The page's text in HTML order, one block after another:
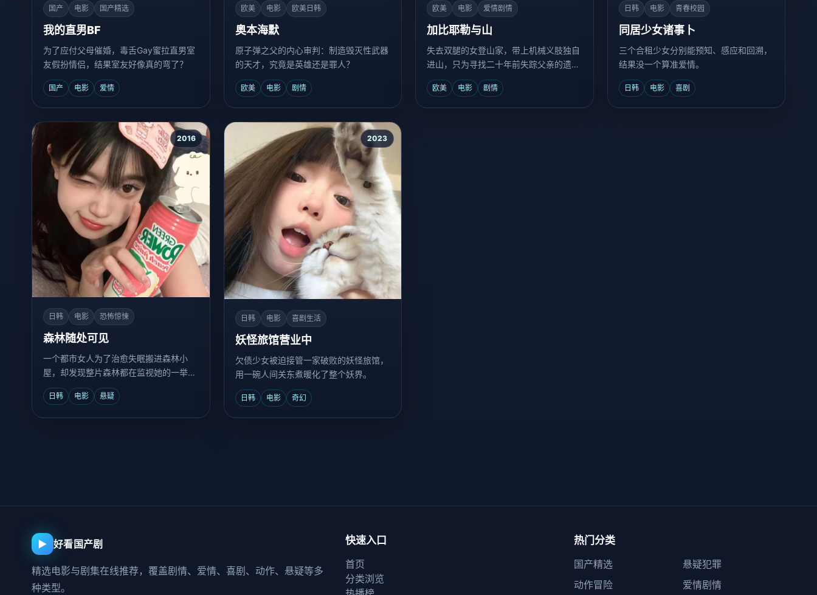
国产 电影 国产精选
我的直男BF
为了应付父母催婚，毒舌Gay蜜拉直男室
友假扮情侣，结果室友好像真的弯了？
国产 电影 爱情
欧美 电影 欧美日韩
奥本海默
原子弹之父的内心审判：制造毁灭性武器
的天才，究竟是英雄还是罪人？
欧美 电影 剧情
欧美 电影 爱情剧情
加比耶勒与山
失去双腿的女登山家，带上机械义肢独自
进山，只为寻找二十年前失踪父亲的遗
体。
欧美 电影 剧情
日韩 电影 青春校园
同居少女诸事卜
三个合租少女分别能预知、感应和回溯，
结果没一个算准爱情。
日韩 电影 喜剧
2016
日韩 电影 恐怖惊悚
森林随处可见
一个都市女人为了治愈失眠搬进森林小
屋，却发现整片森林都在监视她的一举一
动。
日韩 电影 悬疑
2023
日韩 电影 喜剧生活
妖怪旅馆营业中
欠债少女被迫接管一家破败的妖怪旅馆，
用一碗人间关东煮暖化了整个妖界。
日韩 电影 奇幻
▶ 好看国产剧
精选电影与剧集在线推荐，覆盖剧情、爱情、喜剧、动作、悬疑等多
种类型。
快速入口
首页
分类浏览
热门分类
国产精选
悬疑犯罪
动作冒险
爱情剧情